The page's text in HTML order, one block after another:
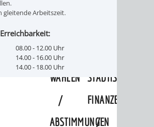
BEKANNTMACHUNGEN
WAHLEN
/
ABSTIMMUNGEN
STÄDTISCHE
FINANZEN
/
gleitende Arbeitszeit.
08.00 - 12.00 Uhr
14.00 - 16.00 Uhr
14.00 - 18.00 Uhr